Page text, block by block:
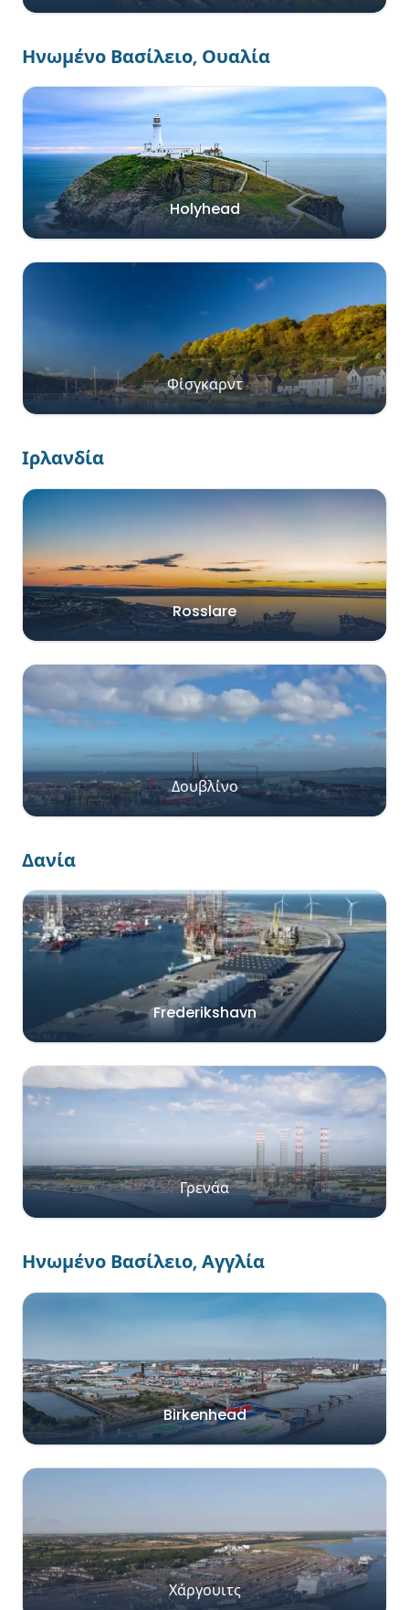
Ηνωμένο Βασίλειο, Ουαλία
Holyhead
Φίσγκαρντ
Ιρλανδία
Rosslare
Δουβλίνο
Δανία
Frederikshavn
Γρενάα
Ηνωμένο Βασίλειο, Αγγλία
Birkenhead
Χάργουιτς